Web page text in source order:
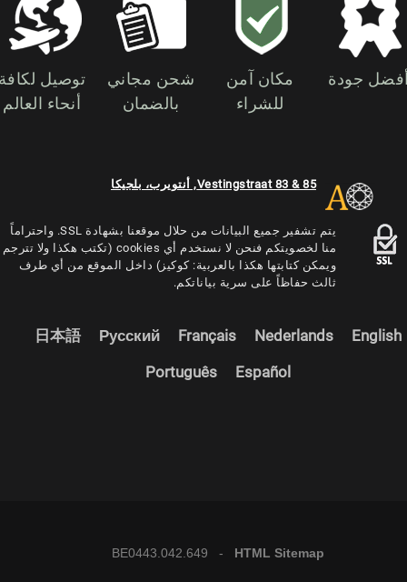
توصيل
أنحاء العالم
شحن مجاني
بالضمان
مكان آمن
للشراء
جودة
Vestingstraat 83 & 85, أنتويرب، بلجيكا
يتم تشفير جميع البيانات من حلال موقعنا بشهادة SSL. واحتراماً
منا لخصويتكم فنحن لا نستخدم أي cookies (تكتب هكذا ولا تترجم
ويمكن كتابتها هكذا بالعربية: كوكيز) داخل الموقع من أي طرف
ثالث حفاظاً على سرية بياناتكم.
English
Nederlands
Français
Русский
日本語
Español
Português
BE0443.042.649 - HTML Sitemap